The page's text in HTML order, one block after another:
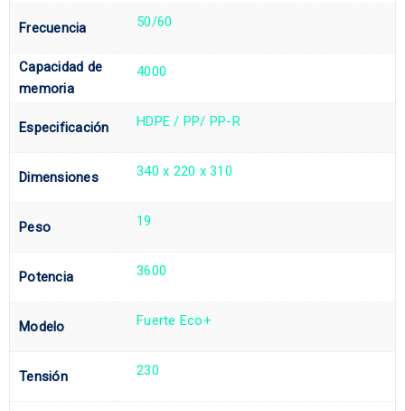
Frecuencia 50/60
Capacidad de
memoria
4000
Especificación HDPE / PP/ PP-R
Dimensiones 340 x 220 x 310
Peso 19
Potencia 3600
Modelo Fuerte Eco+
Tensión 230